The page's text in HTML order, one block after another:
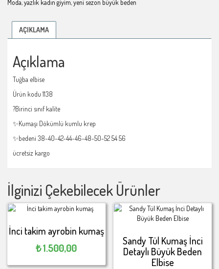
Moda,yazlık kadın giyim,yeni sezon büyük beden
AÇIKLAMA
Açıklama
Tuğba elbise
Ürün kodu 1138
?Birinci sınıf kalite
✨Kumaşı Dökümlü kumlu krep
✨bedeni 38-40-42-44-46-48-50-52 54 56
ücretsiz kargo
İlginizi Çekebilecek Ürünler
İnci takim ayrobin kumaş
₺1.500,00
Sandy Tül Kumaş İnci
Detaylı Büyük Beden
Elbise